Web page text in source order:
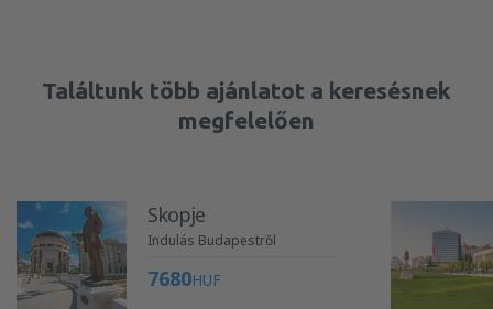
Találtunk több ajánlatot a keresésnek
megfelelően
Skopje
Indulás Budapestről
7680HUF